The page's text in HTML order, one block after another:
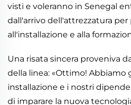
visti e voleranno in Senegal
dall'arrivo dell'attrezzatura per
all'installazione e alla
Una risata sincera proveniva
della linea: «Ottimo! Abbiamo
installazione e i nostri
di imparare la nuova